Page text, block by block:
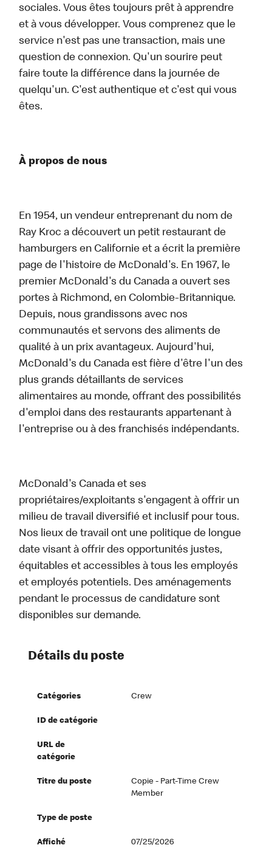
sociales. Vous êtes toujours prêt à apprendre
et à vous développer. Vous comprenez que le
service n'est pas une transaction, mais une
question de connexion. Qu'un sourire peut
faire toute la différence dans la journée de
quelqu'un. C'est authentique et c'est qui vous
êtes.
À propos de nous
En 1954, un vendeur entreprenant du nom de
Ray Kroc a découvert un petit restaurant de
hamburgers en Californie et a écrit la première
page de l'histoire de McDonald's. En 1967, le
premier McDonald's du Canada a ouvert ses
portes à Richmond, en Colombie-Britannique.
Depuis, nous grandissons avec nos
communautés et servons des aliments de
qualité à un prix avantageux. Aujourd'hui,
McDonald's du Canada est fière d'être l'un des
plus grands détaillants de services
alimentaires au monde, offrant des possibilités
d'emploi dans des restaurants appartenant à
l'entreprise ou à des franchisés indépendants.
McDonald's Canada et ses
propriétaires/exploitants s'engagent à offrir un
milieu de travail diversifié et inclusif pour tous.
Nos lieux de travail ont une politique de longue
date visant à offrir des opportunités justes,
équitables et accessibles à tous les employés
et employés potentiels. Des aménagements
pendant le processus de candidature sont
disponibles sur demande.
Détails du poste
Catégories Crew
ID de catégorie
URL de
catégorie
Titre du poste
Copie - Part-Time Crew
Member
Type de poste
Affiché 07/25/2026